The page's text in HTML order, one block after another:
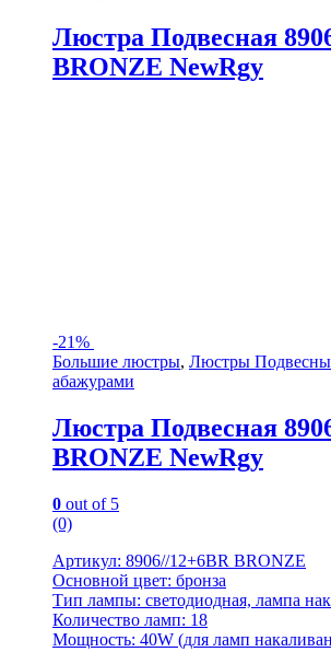
Люстра Подвесная
BRONZE NewRgy
-21%
Большие люстры, Люстры
абажурами
Люстра Подвесная
BRONZE NewRgy
0 out of 5
(0)
Артикул: 8906//12+6BR BRONZE
Основной цвет: бронза
Тип лампы: светодиодная, лампа
Количество ламп: 18
Мощность: 40W (для ламп